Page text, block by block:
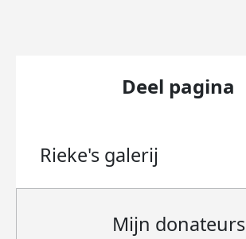
Deel pagina
Rieke's galerij
Mijn donateurs